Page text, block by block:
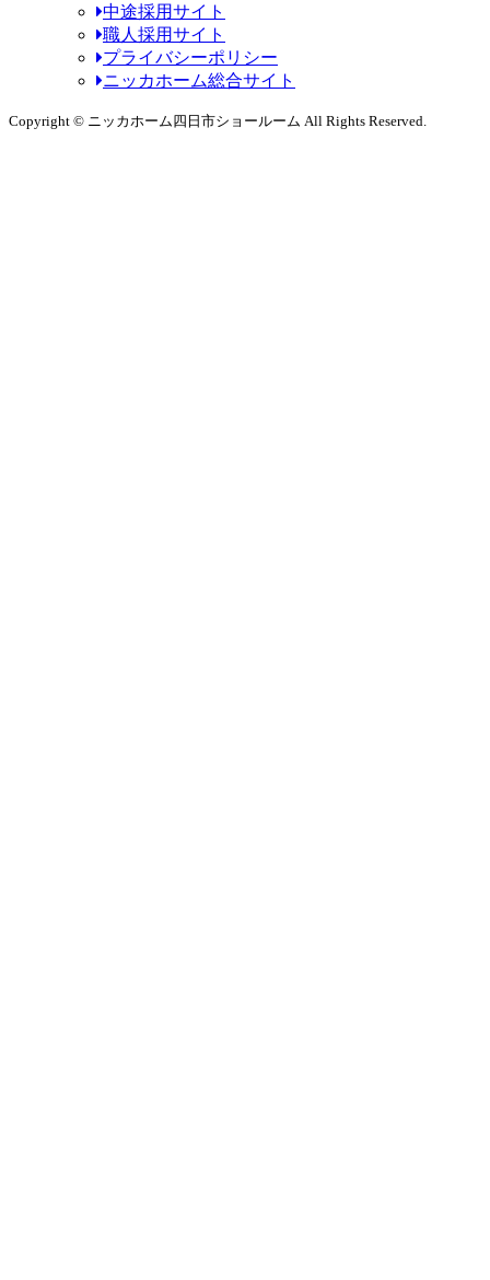
中途採用サイト
職人採用サイト
プライバシーポリシー
ニッカホーム総合サイト
Copyright © ニッカホーム四日市ショールーム All Rights Reserved.